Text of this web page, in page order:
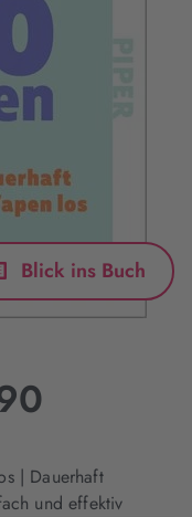
Blick ins Buch
| Dauerhaft
und effektiv